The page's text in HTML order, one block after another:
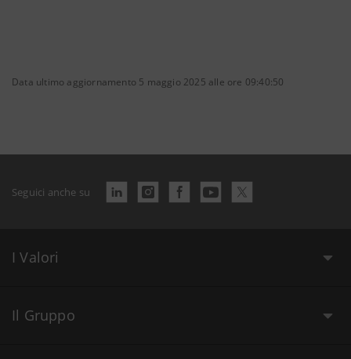
Data ultimo aggiornamento 5 maggio 2025 alle ore 09:40:50
Seguici anche su
I Valori
Il Gruppo